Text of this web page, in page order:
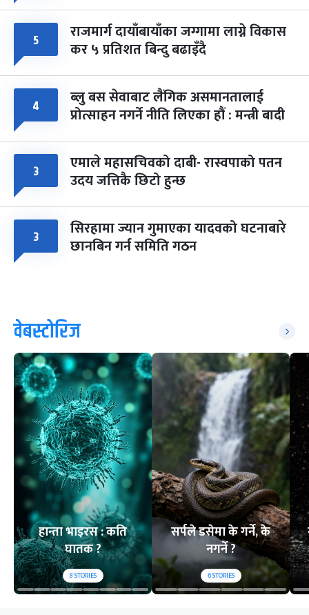
५ राजमार्ग दायाँबायाँका जग्गामा लाग्ने विकास
कर ५ प्रतिशत बिन्दु बढाइँदै
४ ब्लु बस सेवाबाट लैंगिक असमानतालाई
प्रोत्साहन नगर्ने नीति लिएका हौं : मन्त्री बादी
३ एमाले महासचिवको दाबी- रास्वपाको पतन
उदय जत्तिकै छिटो हुन्छ
३ सिरहामा ज्यान गुमाएका यादवको घटनाबारे
छानबिन गर्न समिति गठन
वेबस्टोरिज
हान्ता भाइरस : कति
घातक ?
8STORIES
सर्पले डसेमा के गर्ने, के
नगर्ने ?
6STORIES